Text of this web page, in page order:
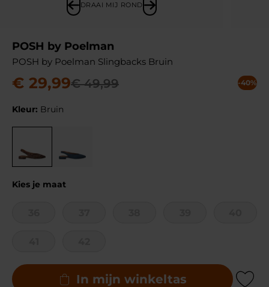
DRAAI MIJ ROND
POSH by Poelman
POSH by Poelman Slingbacks Bruin
€ 29,99€ 49,99 -40%
Kleur: Bruin
Kies je maat
In mijn winkeltas Add to